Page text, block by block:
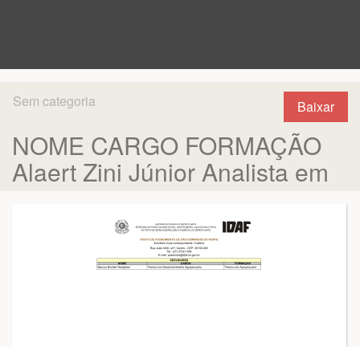
Baixar
Sem categoria
NOME CARGO FORMAÇÃO
Alaert Zini Júnior Analista em